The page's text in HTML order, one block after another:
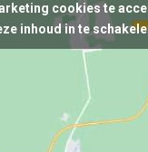
cookies te
inhoud in te